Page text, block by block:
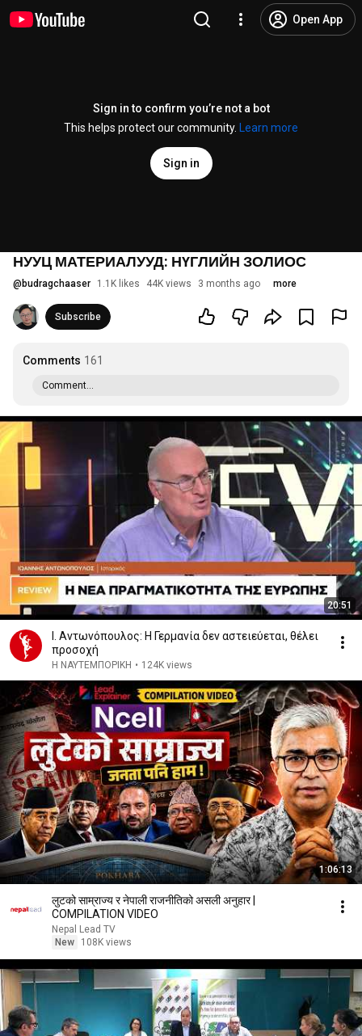
Open App
Sign in to confirm you’re not a bot
This helps protect our community.
Learn more
Sign in
НУУЦ МАТЕРИАЛУУД: НҮГЛИЙН ЗОЛИОС
@ budragchaaser 1.1K likes 44K views 3 months ago more
Subscribe
Comments 161
Comment...
20:51
Ι. Αντωνόπουλος: Η Γερμανία δεν αστειεύεται, θέλει
προσοχή
Η ΝΑΥΤΕΜΠΟΡΙΚΗ • 124K views
1:06:13
लुटको साम्राज्य र नेपाली राजनीतिको असली अनुहार |
COMPILATION VIDEO
Nepal Lead TV
New
108K views